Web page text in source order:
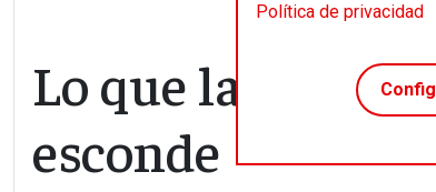
Política de privacidad
Lo que la deuda
esconde